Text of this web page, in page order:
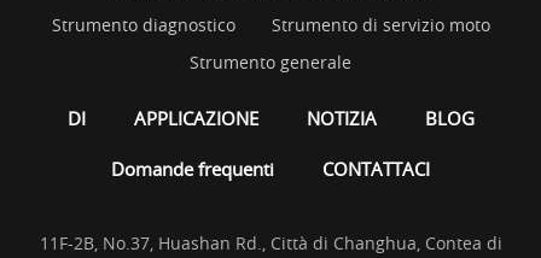
Strumento diagnostico
Strumento di servizio moto
Strumento generale
DI APPLICAZIONE NOTIZIA BLOG
Domande frequenti CONTATTACI
11F-2B, No.37, Huashan Rd., Città di Changhua, Contea di